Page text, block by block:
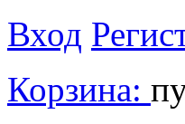
Вход
Корзина: